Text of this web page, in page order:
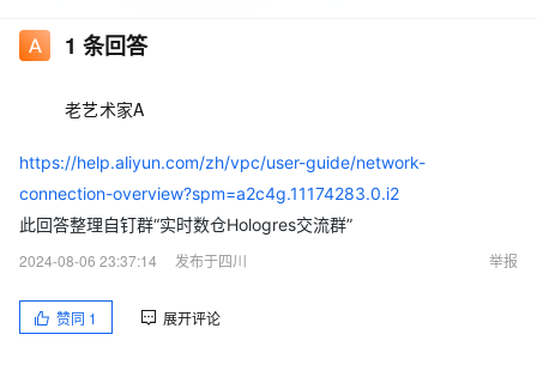
1 条回答
老艺术家A
https://help.aliyun.com/zh/vpc/user-guide/network-
connection-overview?spm=a2c4g.11174283.0.i2
此回答整理自钉群“实时数仓Hologres交流群”
2024-08-06 23:37:14
发布于四川 举报
赞同 1 展开评论